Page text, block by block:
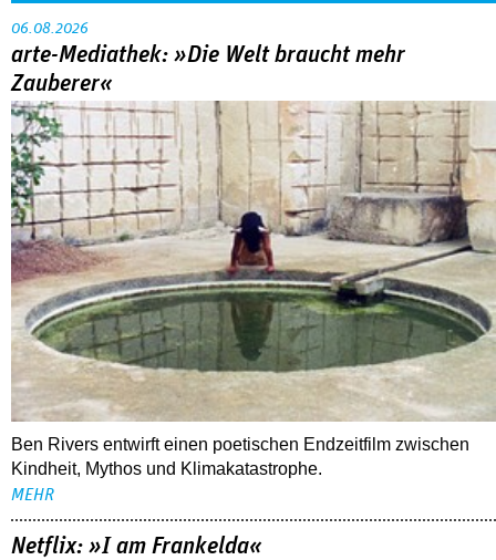
06.08.2026
arte-Mediathek: »Die Welt braucht mehr
Zauberer«
Ben Rivers entwirft einen poetischen Endzeitfilm zwischen
Kindheit, Mythos und Klimakatastrophe.
MEHR
Netflix: »I am Frankelda«